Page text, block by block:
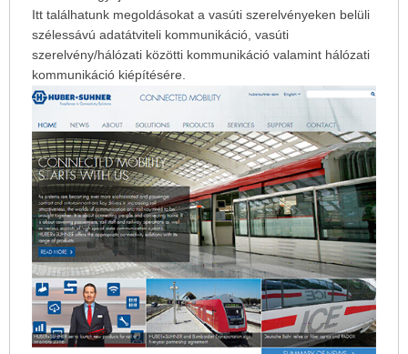
Itt találhatunk megoldásokat a vasúti szerelvényeken belüli
szélessávú adatátviteli kommunikáció, vasúti
szerelvény/hálózati közötti kommunikáció valamint hálózati
kommunikáció kiépítésére.